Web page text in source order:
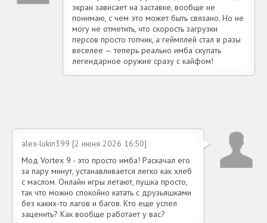
экран зависает на заставке, вообще не
понимаю, с чем это может быть связано. Но не
могу не отметить, что скорость загрузки
персов просто топчик, а геймплей стал в разы
веселее — теперь реально имба скупать
легендарное оружие сразу с кайфом!
alex-lukin399 [2 июня 2026 16:50]
Мод Vortex 9 - это просто имба! Раскачал его
за пару минут, устанавливается легко как хлеб
с маслом. Онлайн игры летают, пушка просто,
так что можно спокойно катать с друзьяшками
без каких-то лагов и багов. Кто еще успел
заценить? Как вообще работает у вас?